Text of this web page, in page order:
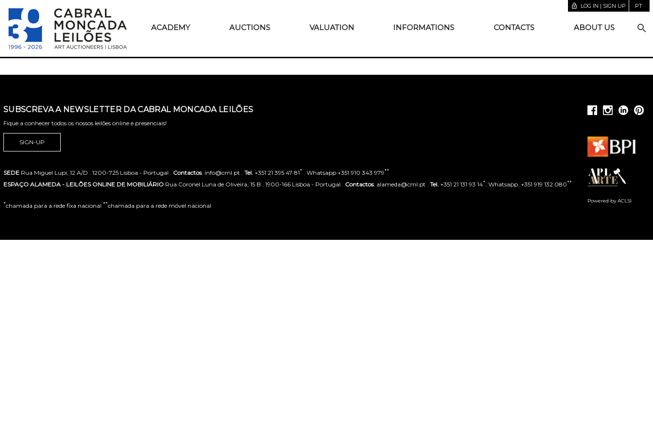
lock_open LOG IN | SIGN UP PT
ACADEMY AUCTIONS VALUATION INFORMATIONS CONTACTS ABOUT US search
SUBSCREVA A NEWSLETTER DA CABRAL MONCADA LEILÕES
Fique a conhecer todos os nossos leilões online e presenciais!
SIGN-UP
SEDE Rua Miguel Lupi, 12 A/D . 1200-725 Lisboa - Portugal . Contactos: info@cml.pt . Tel. +351 21 395 47 81* . Whatsapp +351 910 343 979**
ESPAÇO ALAMEDA - LEILÕES ONLINE DE MOBILIÁRIO Rua Coronel Luna de Oliveira, 15 B . 1900-166 Lisboa - Portugal . Contactos: alameda@cml.pt . Tel. +351 21 131 93 14*. Whatsapp. +351 919 132 080**
*chamada para a rede fixa nacional **chamada para a rede móvel nacional
Powered by ACLSI